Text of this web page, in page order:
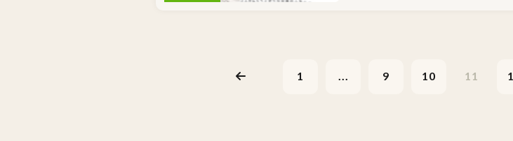
1 ... 9 10 11